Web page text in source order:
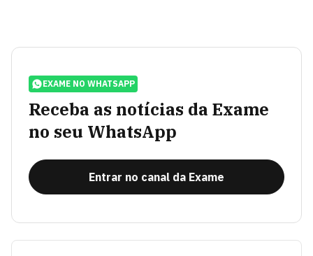
EXAME NO WHATSAPP
Receba as notícias da Exame
no seu WhatsApp
Entrar no canal da Exame